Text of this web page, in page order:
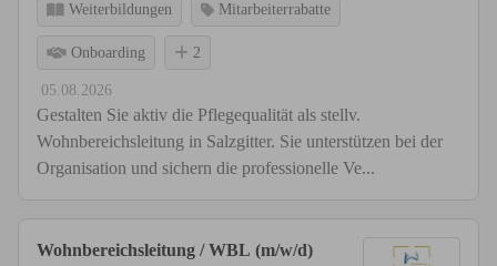
Weiterbildungen Mitarbeiterrabatte
Onboarding 2
05.08.2026
Gestalten Sie aktiv die Pflegequalität als stellv.
Wohnbereichsleitung in Salzgitter. Sie unterstützen bei der
Organisation und sichern die professionelle Ve...
Wohnbereichsleitung / WBL (m/w/d)